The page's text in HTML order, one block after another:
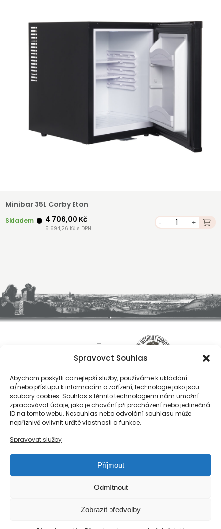
Spravovat Souhlas
Abychom poskytli co nejlepší služby, používáme k ukládání
a/nebo přístupu k informacím o zařízení, technologie jako jsou
soubory cookies. Souhlas s těmito technologiemi nám umožní
zpracovávat údaje, jako je chování při procházení nebo jedinečná
ID na tomto webu. Nesouhlas nebo odvolání souhlasu může
nepříznivě ovlivnit určité vlastnosti a funkce.
Spravovat služby
Příjmout
Odmítnout
Zobrazit předvolby
Minibar 35L Corby Eton
Skladem 4 706,00 Kč
5 694,26 Kč s DPH
- +
O nás
Obchodní podmínky
Zásady ochrany osobních údajů
Zásady cookies (EU)